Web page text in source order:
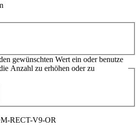
gewünschten Wert ein oder benutze
Anzahl zu erhöhen oder zu
RECT-V9-OR